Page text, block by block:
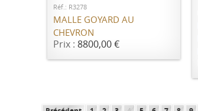
Réf.: R3278
MALLE GOYARD AU
CHEVRON
Prix : 8800,00 €